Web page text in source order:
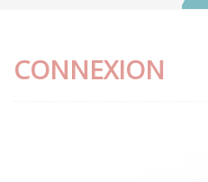
CONNEXION